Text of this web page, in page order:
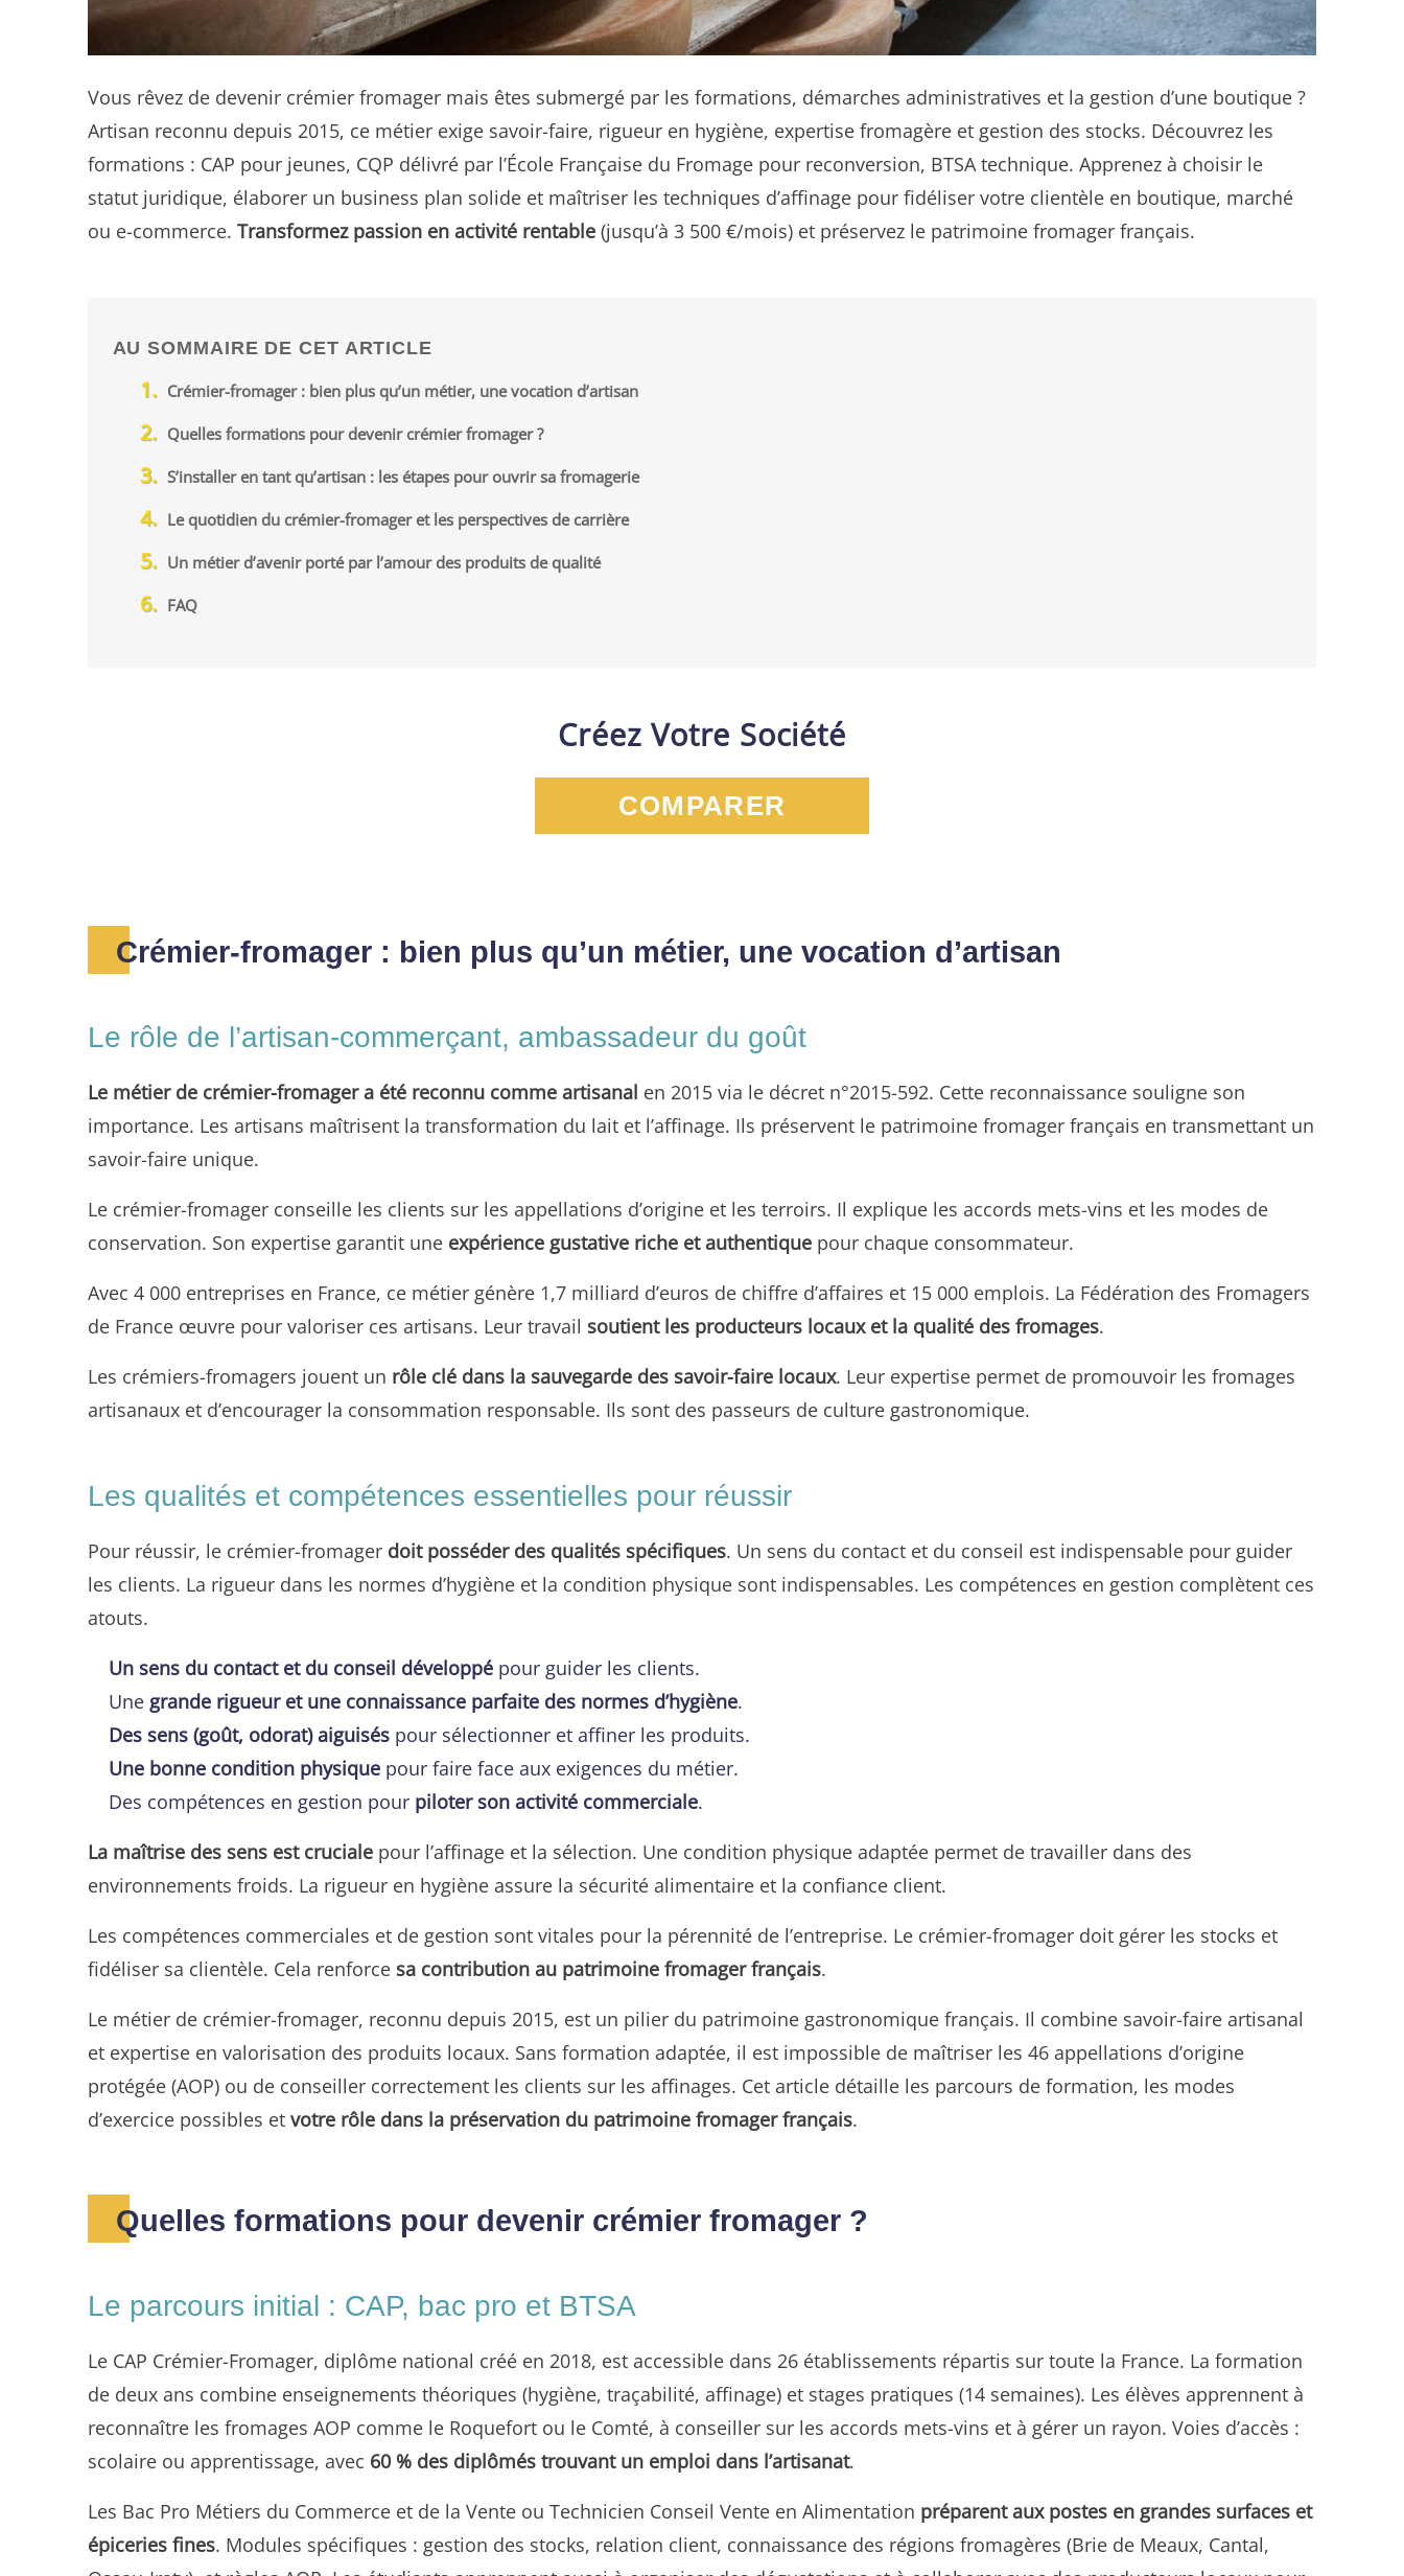
Vous rêvez de devenir crémier fromager mais êtes submergé par les formations, démarches administratives et la gestion d’une boutique ?
Artisan reconnu depuis 2015, ce métier exige savoir-faire, rigueur en hygiène, expertise fromagère et gestion des stocks. Découvrez les
formations : CAP pour jeunes, CQP délivré par l’École Française du Fromage pour reconversion, BTSA technique. Apprenez à choisir le
statut juridique, élaborer un business plan solide et maîtriser les techniques d’affinage pour fidéliser votre clientèle en boutique, marché
ou e-commerce. Transformez passion en activité rentable (jusqu’à 3 500 €/mois) et préservez le patrimoine fromager français.
AU SOMMAIRE DE CET ARTICLE
Crémier-fromager : bien plus qu’un métier, une vocation d’artisan
Quelles formations pour devenir crémier fromager ?
S’installer en tant qu’artisan : les étapes pour ouvrir sa fromagerie
Le quotidien du crémier-fromager et les perspectives de carrière
Un métier d’avenir porté par l’amour des produits de qualité
FAQ
Créez Votre Société
COMPARER
Crémier-fromager : bien plus qu’un métier, une vocation d’artisan
Le rôle de l’artisan-commerçant, ambassadeur du goût
Le métier de crémier-fromager a été reconnu comme artisanal en 2015 via le décret n°2015-592. Cette reconnaissance souligne son
importance. Les artisans maîtrisent la transformation du lait et l’affinage. Ils préservent le patrimoine fromager français en transmettant un
savoir-faire unique.
Le crémier-fromager conseille les clients sur les appellations d’origine et les terroirs. Il explique les accords mets-vins et les modes de
conservation. Son expertise garantit une expérience gustative riche et authentique pour chaque consommateur.
Avec 4 000 entreprises en France, ce métier génère 1,7 milliard d’euros de chiffre d’affaires et 15 000 emplois. La Fédération des Fromagers
de France œuvre pour valoriser ces artisans. Leur travail soutient les producteurs locaux et la qualité des fromages.
Les crémiers-fromagers jouent un rôle clé dans la sauvegarde des savoir-faire locaux. Leur expertise permet de promouvoir les fromages
artisanaux et d’encourager la consommation responsable. Ils sont des passeurs de culture gastronomique.
Les qualités et compétences essentielles pour réussir
Pour réussir, le crémier-fromager doit posséder des qualités spécifiques. Un sens du contact et du conseil est indispensable pour guider
les clients. La rigueur dans les normes d’hygiène et la condition physique sont indispensables. Les compétences en gestion complètent ces
atouts.
Un sens du contact et du conseil développé pour guider les clients.
Une grande rigueur et une connaissance parfaite des normes d’hygiène.
Des sens (goût, odorat) aiguisés pour sélectionner et affiner les produits.
Une bonne condition physique pour faire face aux exigences du métier.
Des compétences en gestion pour piloter son activité commerciale.
La maîtrise des sens est cruciale pour l’affinage et la sélection. Une condition physique adaptée permet de travailler dans des
environnements froids. La rigueur en hygiène assure la sécurité alimentaire et la confiance client.
Les compétences commerciales et de gestion sont vitales pour la pérennité de l’entreprise. Le crémier-fromager doit gérer les stocks et
fidéliser sa clientèle. Cela renforce sa contribution au patrimoine fromager français.
Le métier de crémier-fromager, reconnu depuis 2015, est un pilier du patrimoine gastronomique français. Il combine savoir-faire artisanal
et expertise en valorisation des produits locaux. Sans formation adaptée, il est impossible de maîtriser les 46 appellations d’origine
protégée (AOP) ou de conseiller correctement les clients sur les affinages. Cet article détaille les parcours de formation, les modes
d’exercice possibles et votre rôle dans la préservation du patrimoine fromager français.
Quelles formations pour devenir crémier fromager ?
Le parcours initial : CAP, bac pro et BTSA
Le CAP Crémier-Fromager, diplôme national créé en 2018, est accessible dans 26 établissements répartis sur toute la France. La formation
de deux ans combine enseignements théoriques (hygiène, traçabilité, affinage) et stages pratiques (14 semaines). Les élèves apprennent à
reconnaître les fromages AOP comme le Roquefort ou le Comté, à conseiller sur les accords mets-vins et à gérer un rayon. Voies d’accès :
scolaire ou apprentissage, avec 60 % des diplômés trouvant un emploi dans l’artisanat.
Les Bac Pro Métiers du Commerce et de la Vente ou Technicien Conseil Vente en Alimentation préparent aux postes en grandes surfaces et
épiceries fines. Modules spécifiques : gestion des stocks, relation client, connaissance des régions fromagères (Brie de Meaux, Cantal,